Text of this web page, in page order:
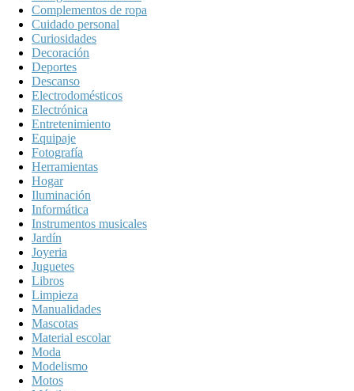
Complementos de ropa
Cuidado personal
Curiosidades
Decoración
Deportes
Descanso
Electrodomésticos
Electrónica
Entretenimiento
Equipaje
Fotografía
Herramientas
Hogar
Iluminación
Informática
Instrumentos musicales
Jardín
Joyeria
Juguetes
Libros
Limpieza
Manualidades
Mascotas
Material escolar
Moda
Modelismo
Motos